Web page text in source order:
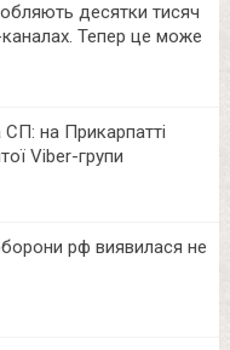
десятки тисяч
Тепер це може
на Прикарпатті
Viber-групи
рф виявилася не